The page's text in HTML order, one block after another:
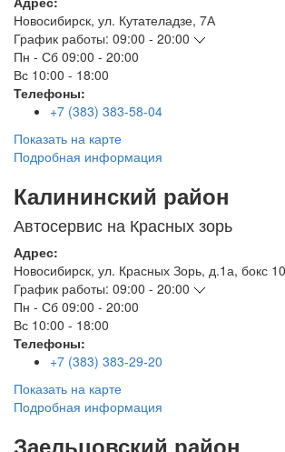
Новосибирск, ул. Кутателадзе, 7А
График работы: 09:00 - 20:00
Пн - Сб 09:00 - 20:00
Вс 10:00 - 18:00
Телефоны:
+7 (383) 383-58-04
Показать на карте
Подробная информация
Калининский район
Автосервис на Красных зорь
Адрес:
Новосибирск, ул. Красных Зорь, д.1а, бокс
График работы: 09:00 - 20:00
Пн - Сб 09:00 - 20:00
Вс 10:00 - 18:00
Телефоны:
+7 (383) 383-29-20
Показать на карте
Подробная информация